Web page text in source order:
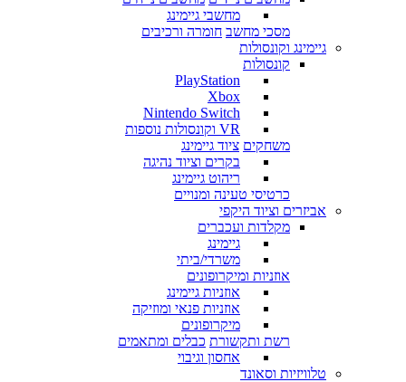
מחשבי גיימינג
מסכי מחשב חומרה ורכיבים
גיימינג וקונסולות
קונסולות
PlayStation
Xbox
Nintendo Switch
VR וקונסולות נוספות
משחקים ציוד גיימינג
בקרים וציוד נהיגה
ריהוט גיימינג
כרטיסי טעינה ומנויים
אביזרים וציוד היקפי
מקלדות ועכברים
גיימינג
משרדי/ביתי
אוזניות ומיקרופונים
אוזניות גיימינג
אוזניות פנאי ומוזיקה
מיקרופונים
רשת ותקשורת כבלים ומתאמים
אחסון וגיבוי
טלוויזיות וסאונד